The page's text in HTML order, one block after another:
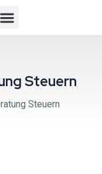
Steuern
Steuern